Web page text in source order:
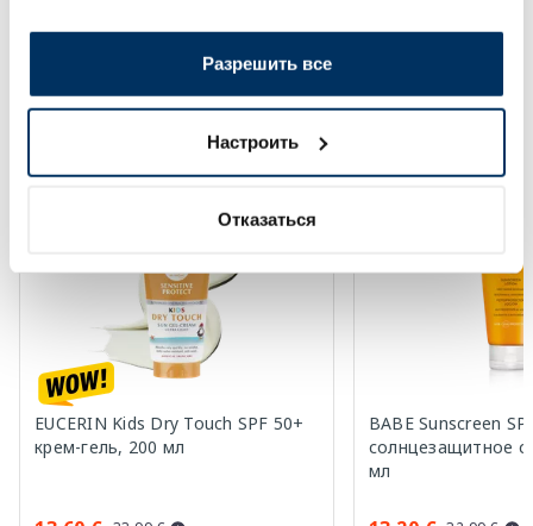
Разрешить все
Настроить
Отказаться
Солнечная защита летом ☀️
Более...
EUCERIN Kids Dry Touch SPF 50+
крем-гель, 200 мл
BABE Sunscreen
солнцезащитное
мл